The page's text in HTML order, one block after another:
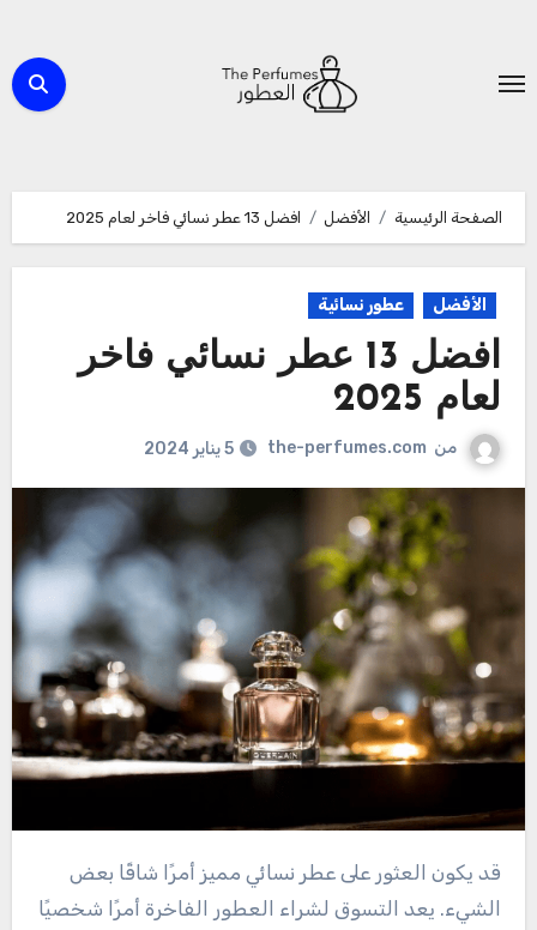
المحتوى
الصفحة الرئيسية الأفضل افضل 13 عطر نسائي فاخر لعام 2025
الأفضل عطور نسائية
افضل 13 عطر نسائي فاخر
لعام 2025
من the-perfumes.com 5 يناير 2024
قد يكون العثور على عطر نسائي مميز أمرًا شاقًا بعض
الشيء. يعد التسوق لشراء العطور الفاخرة أمرًا شخصيًا